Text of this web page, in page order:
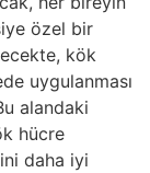
özel bir
kök
uygulanması
alandaki
hücre
daha iyi